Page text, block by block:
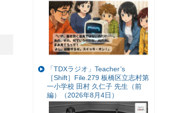
「TDXラジオ」Teacher’s
［Shift］File.279 板橋区立志村第
一小学校 田村 久仁子 先生（前
編）（2026年8月4日）